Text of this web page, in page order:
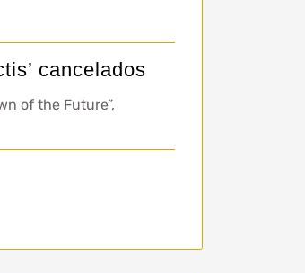
cancelados
of the Future”,